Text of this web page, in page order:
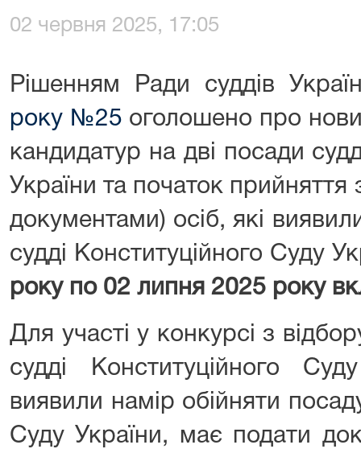
02 червня 2025, 17:05
Рішенням Ради суддів
року №25 оголошено про
кандидатур на дві посади
України та початок
документами) осіб, які
судді Конституційного Суду
року по 02 липня 2025 року
Для участі у конкурсі з
судді Конституційного
виявили намір обійняти
Суду України, має подати